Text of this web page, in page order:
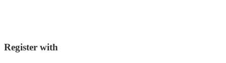
Register with